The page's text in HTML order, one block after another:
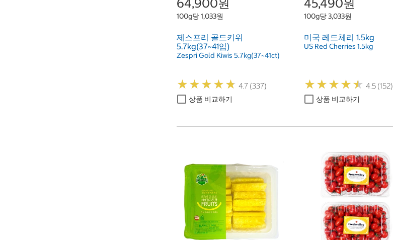
64,900원
100g당 1,033원
제스프리 골드키위
5.7kg(37~41입)
Zespri Gold Kiwis 5.7kg(37~41ct)
★★★★★
★★★★★ 4.7 (337)
상품 비교하기
45,490원
100g당 3,033원
미국 레드체리 1.5kg
US Red Cherries 1.5kg
★★★★★
★★★★★ 4.5 (152)
상품 비교하기